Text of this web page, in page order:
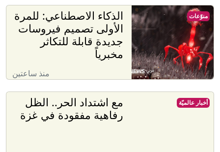
الذكاء الاصطناعي: للمرة
الأولى تصميم فيروسات
جديدة قابلة للتكاثر
مخبرياً
منذ ساعتين
منوّعات
مع اشتداد الحر.. الظل
رفاهية مفقودة في غزة
أخبار عالميّة